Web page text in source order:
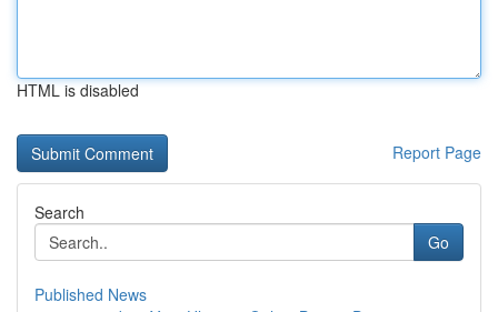
HTML is disabled
Report Page
Search
Go
Published News